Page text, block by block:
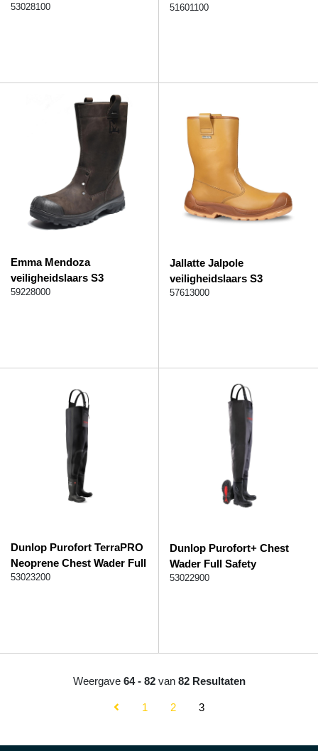
veiligheidslaars S5L
53028100 51601100
Emma Mendoza
veiligheidslaars S3
59228000
Jallatte Jalpole
veiligheidslaars S3
57613000
Dunlop Purofort TerraPRO
Neoprene Chest Wader Full
Safety waadbroek S5
53023200
Dunlop Purofort+ Chest
Wader Full Safety
waadbroek S5
53022900
Weergave 64 - 82van 82 Resultaten
1 2 3